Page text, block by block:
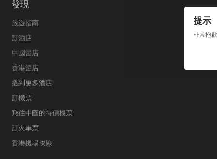
提示
非常抱
發現
旅遊指南
訂酒店
中國酒店
香港酒店
搵到更多酒店
訂機票
飛往中國的特價機票
訂火車票
香港機場快線